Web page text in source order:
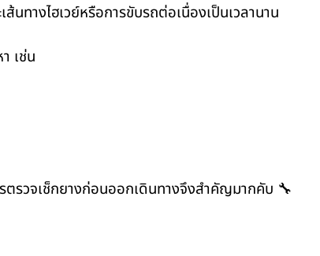
ทางไฮเวย์หรือการขับรถต่อเนื่องเป็นเวลานาน
เช่น
ตรวจเช็กยางก่อนออกเดินทางจึงสำคัญมากคับ 🔧